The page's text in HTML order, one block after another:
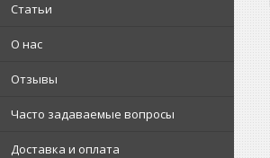
Статьи
О нас
Отзывы
Часто задаваемые вопросы
Доставка и оплата